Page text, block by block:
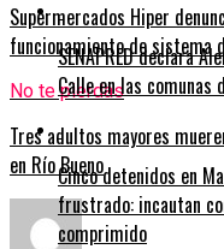
Supermercados Hiper
funcionamiento de sistema
No te pierdas
Tres adultos mayores
en Río Bueno
SENAPRED declara
Calle en las comunas
Cinco detenidos en
frustrado: incautan
comprimido